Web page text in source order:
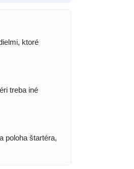
ktoré
treba iné
poloha štartéra,